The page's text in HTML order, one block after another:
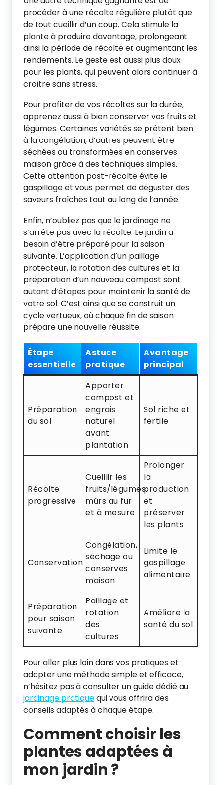
procéder à une récolte régulière plutôt que
de tout cueillir d’un coup. Cela stimule la
plante à produire davantage, prolongeant
ainsi la période de récolte et augmentant les
rendements. Le geste est aussi plus doux
pour les plants, qui peuvent alors continuer à
croître sans stress.
Pour profiter de vos récoltes sur la durée,
apprenez aussi à bien conserver vos fruits et
légumes. Certaines variétés se prêtent bien
à la congélation, d’autres peuvent être
séchées ou transformées en conserves
maison grâce à des techniques simples.
Cette attention post-récolte évite le
gaspillage et vous permet de déguster des
saveurs fraîches tout au long de l’année.
Enfin, n’oubliez pas que le jardinage ne
s’arrête pas avec la récolte. Le jardin a
besoin d’être préparé pour la saison
suivante. L’application d’un paillage
protecteur, la rotation des cultures et la
préparation d’un nouveau compost sont
autant d’étapes pour maintenir la santé de
votre sol. C’est ainsi que se construit un
cycle vertueux, où chaque fin de saison
prépare une nouvelle réussite.
Étape
essentielle
Astuce
pratique
Avantage
principal
Préparation
du sol
Apporter
compost et
engrais
naturel
avant
plantation
Sol riche et
fertile
Récolte
progressive
Cueillir les
fruits/légumes
mûrs au fur
et à mesure
Prolonger
la
production
et
préserver
les plants
Conservation
Congélation,
séchage ou
conserves
maison
Limite le
gaspillage
alimentaire
Préparation
pour saison
suivante
Paillage et
rotation
des
cultures
Améliore la
santé du sol
Pour aller plus loin dans vos pratiques et
adopter une méthode simple et efficace,
n’hésitez pas à consulter un guide dédié au
jardinage pratiquequi vous offrira des
conseils adaptés à chaque étape.
Comment choisir les
plantes adaptées à
mon jardin ?